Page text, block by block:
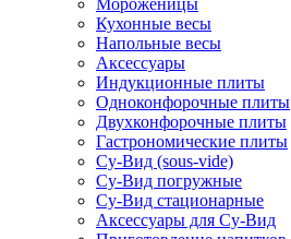
Мороженицы
Кухонные весы
Напольные весы
Аксессуары
Индукционные плиты
Одноконфорочные плиты
Двухконфорочные плиты
Гастрономические плиты
Су-Вид (sous-vide)
Су-Вид погружные
Су-Вид стационарные
Аксессуары для Су-Вид